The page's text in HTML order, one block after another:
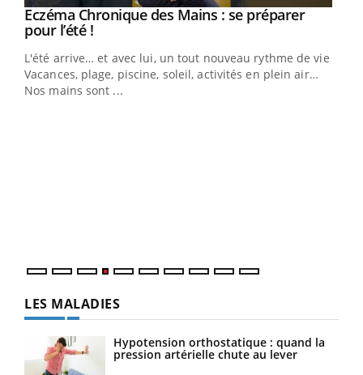
Youtube
Eczéma Chronique des Mains : se préparer
pour l’été !Youtube
L'été arrive… et avec lui, un tout nouveau rythme de vie !
Vacances, plage, piscine, soleil, activités en plein air…
Nos mains sont ...
LES MALADIES
Hypotension orthostatique : quand la
pression artérielle chute au lever